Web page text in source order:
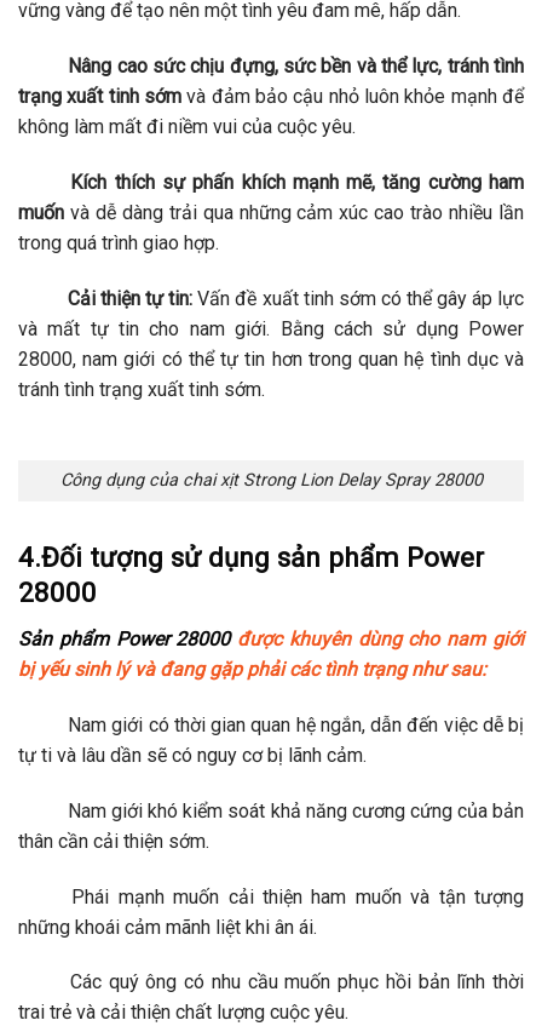
vững vàng để tạo nên một tình yêu đam mê, hấp dẫn.
Nâng cao sức chịu đựng, sức bền và thể lực, tránh tình
trạng xuất tinh sớm và đảm bảo cậu nhỏ luôn khỏe mạnh để
không làm mất đi niềm vui của cuộc yêu.
Kích thích sự phấn khích mạnh mẽ, tăng cường ham
muốn và dễ dàng trải qua những cảm xúc cao trào nhiều lần
trong quá trình giao hợp.
Cải thiện tự tin: Vấn đề xuất tinh sớm có thể gây áp lực
và mất tự tin cho nam giới. Bằng cách sử dụng Power
28000, nam giới có thể tự tin hơn trong quan hệ tình dục và
tránh tình trạng xuất tinh sớm.
Công dụng của chai xịt Strong Lion Delay Spray 28000
4.Đối tượng sử dụng sản phẩm Power
28000
Sản phẩm Power 28000được khuyên dùng cho nam giới
bị yếu sinh lý và đang gặp phải các tình trạng như sau:
Nam giới có thời gian quan hệ ngắn, dẫn đến việc dễ bị
tự ti và lâu dần sẽ có nguy cơ bị lãnh cảm.
Nam giới khó kiểm soát khả năng cương cứng của bản
thân cần cải thiện sớm.
Phái mạnh muốn cải thiện ham muốn và tận tượng
những khoái cảm mãnh liệt khi ân ái.
Các quý ông có nhu cầu muốn phục hồi bản lĩnh thời
trai trẻ và cải thiện chất lượng cuộc yêu.